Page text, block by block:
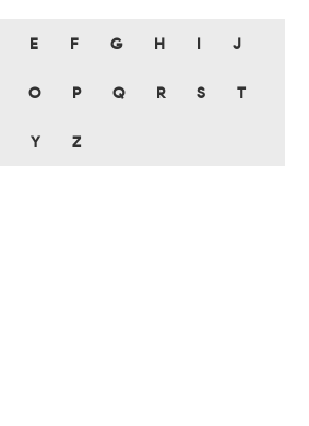
E F G H J
O P Q R S T
Y Z